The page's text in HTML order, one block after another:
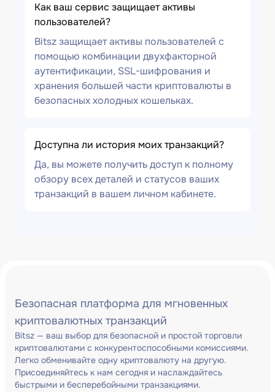
Как ваш сервис защищает активы
пользователей?
Bitsz защищает активы пользователей с
помощью комбинации двухфакторной
аутентификации, SSL-шифрования и
хранения большей части криптовалюты в
безопасных холодных кошельках.
Доступна ли история моих транзакций?
Да, вы можете получить доступ к полному
обзору всех деталей и статусов ваших
транзакций в вашем личном кабинете.
Безопасная платформа для мгновенных
криптовалютных транзакций
Bitsz — ваш выбор для безопасной и простой торговли
криптовалютами с конкурентоспособными комиссиями.
Легко обменивайте одну криптовалюту на другую.
Присоединяйтесь к нам сегодня и наслаждайтесь
быстрыми и бесперебойными транзакциями.